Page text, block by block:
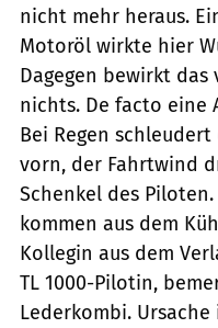
nicht mehr heraus.
Motoröl wirkte hier
Dagegen bewirkt das
nichts. De facto eine
Bei Regen
vorn, der Fahrtwind
Schenkel des
kommen aus dem
Kollegin aus dem
TL 1000-Pilotin,
Lederkombi.